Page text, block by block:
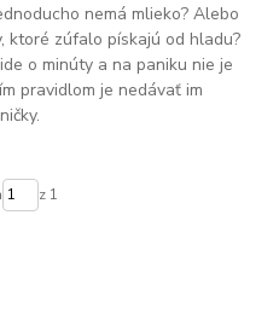
nemá mlieko? Alebo
ktoré zúfalo pískajú od hladu?
o minúty a na paniku nie je
pravidlom je nedávať im
z 1